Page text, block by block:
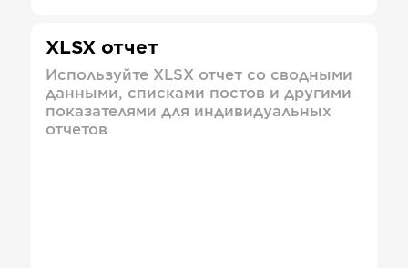
XLSX отчет
Используйте XLSX отчет со сводными
данными, списками постов и другими
показателями для индивидуальных
отчетов